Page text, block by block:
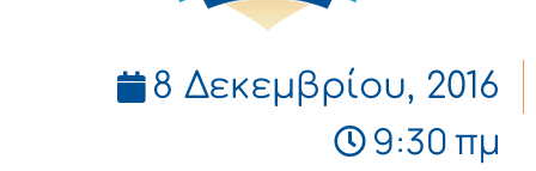
8 Δεκεμβρίου, 2016
9:30 πμ